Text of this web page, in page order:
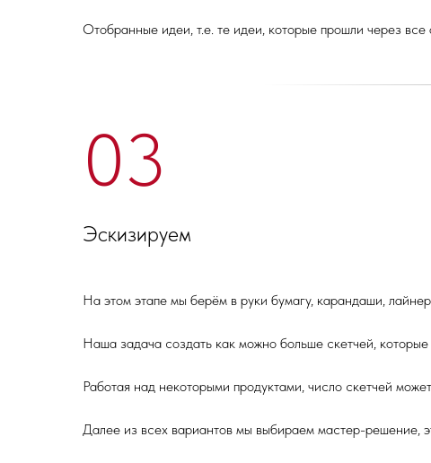
Отобранные идеи, т.е. те идеи, которые прошли через
03
Эскизируем
На этом этапе мы берём в руки бумагу, карандаши,
Наша задача создать как можно больше скетчей,
Работая над некоторыми продуктами, число скетчей
Далее из всех вариантов мы выбираем мастер-решение,